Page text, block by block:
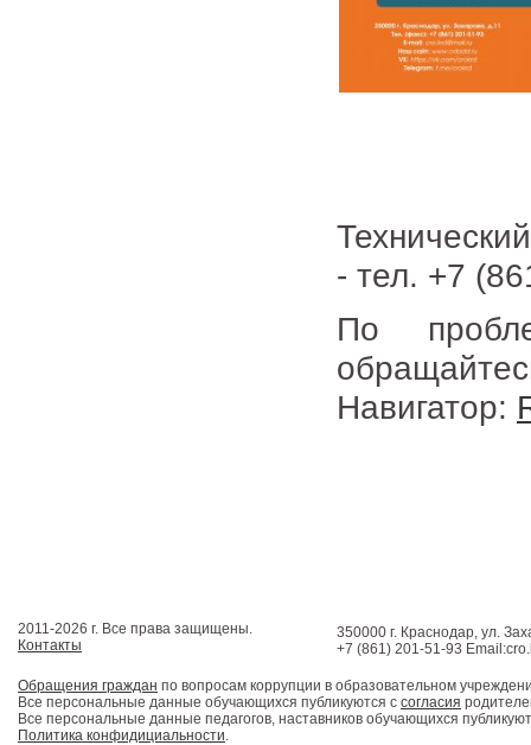
- тел. +7
По
Навигатор:
2011-2026 г. Все права защищены.
Контакты
350000 г. Краснодар, ул.
+7 (861) 201-51-93
Обращения граждан по вопросам коррупции в образовательном
Все персональные данные обучающихся публикуются с согласия
Все персональные данные педагогов, наставников обучающихся
Политика конфидициальности.